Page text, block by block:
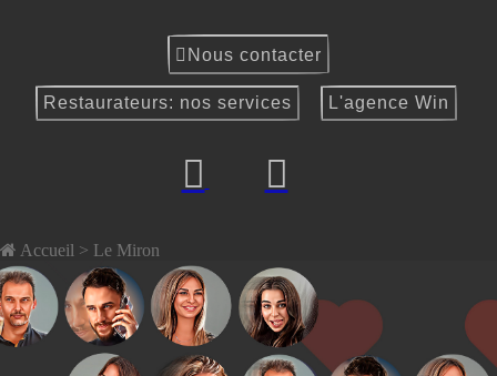
Nous contacter
Restaurateurs: nos services L'agence Win
Accueil > Le Miron